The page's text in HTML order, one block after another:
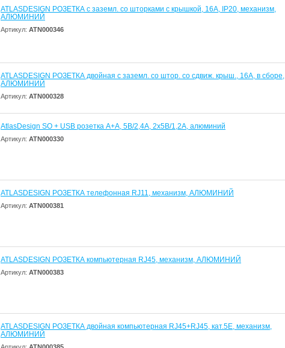
ATLASDESIGN РОЗЕТКА с заземл. со шторками с крышкой, 16А, IP20, механизм,
АЛЮМИНИЙ
Артикул: ATN000346
ATLASDESIGN РОЗЕТКА двойная с заземл. со штор. со сдвиж. крыш., 16А, в сборе,
АЛЮМИНИЙ
Артикул: ATN000328
AtlasDesign SO + USB розетка A+A, 5В/2,4А, 2х5В/1,2А, алюминий
Артикул: ATN000330
ATLASDESIGN РОЗЕТКА телефонная RJ11, механизм, АЛЮМИНИЙ
Артикул: ATN000381
ATLASDESIGN РОЗЕТКА компьютерная RJ45, механизм, АЛЮМИНИЙ
Артикул: ATN000383
ATLASDESIGN РОЗЕТКА двойная компьютерная RJ45+RJ45, кат.5E, механизм,
АЛЮМИНИЙ